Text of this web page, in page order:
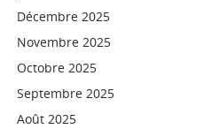
Décembre 2025
Novembre 2025
Octobre 2025
Septembre 2025
Août 2025